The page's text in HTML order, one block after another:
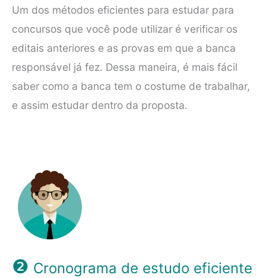
Um dos métodos eficientes para estudar para
concursos que você pode utilizar é verificar os
editais anteriores e as provas em que a banca
responsável já fez. Dessa maneira, é mais fácil
saber como a banca tem o costume de trabalhar,
e assim estudar dentro da proposta.
❷ Cronograma de estudo eficiente